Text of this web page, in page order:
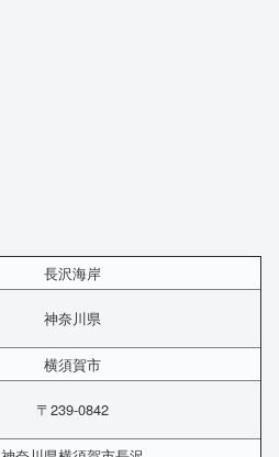
長沢海岸
神奈川県
横須賀市
〒239-0842